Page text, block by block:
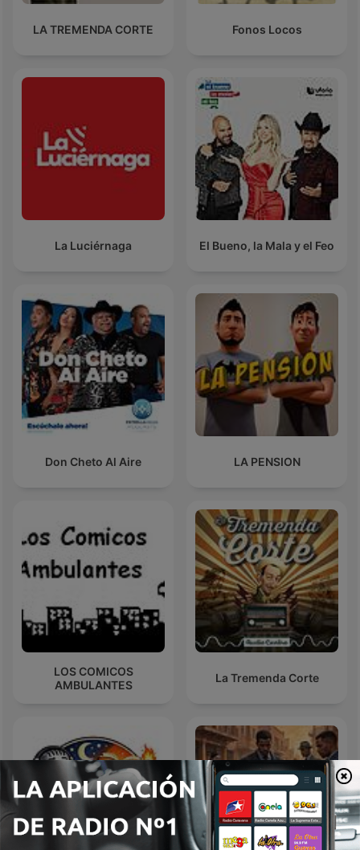
LA TREMENDA CORTE Fonos Locos
La Luciérnaga El Bueno, la Mala y el Feo
Don Cheto Al Aire LA PENSION
LOS COMICOS
AMBULANTES
La Tremenda Corte